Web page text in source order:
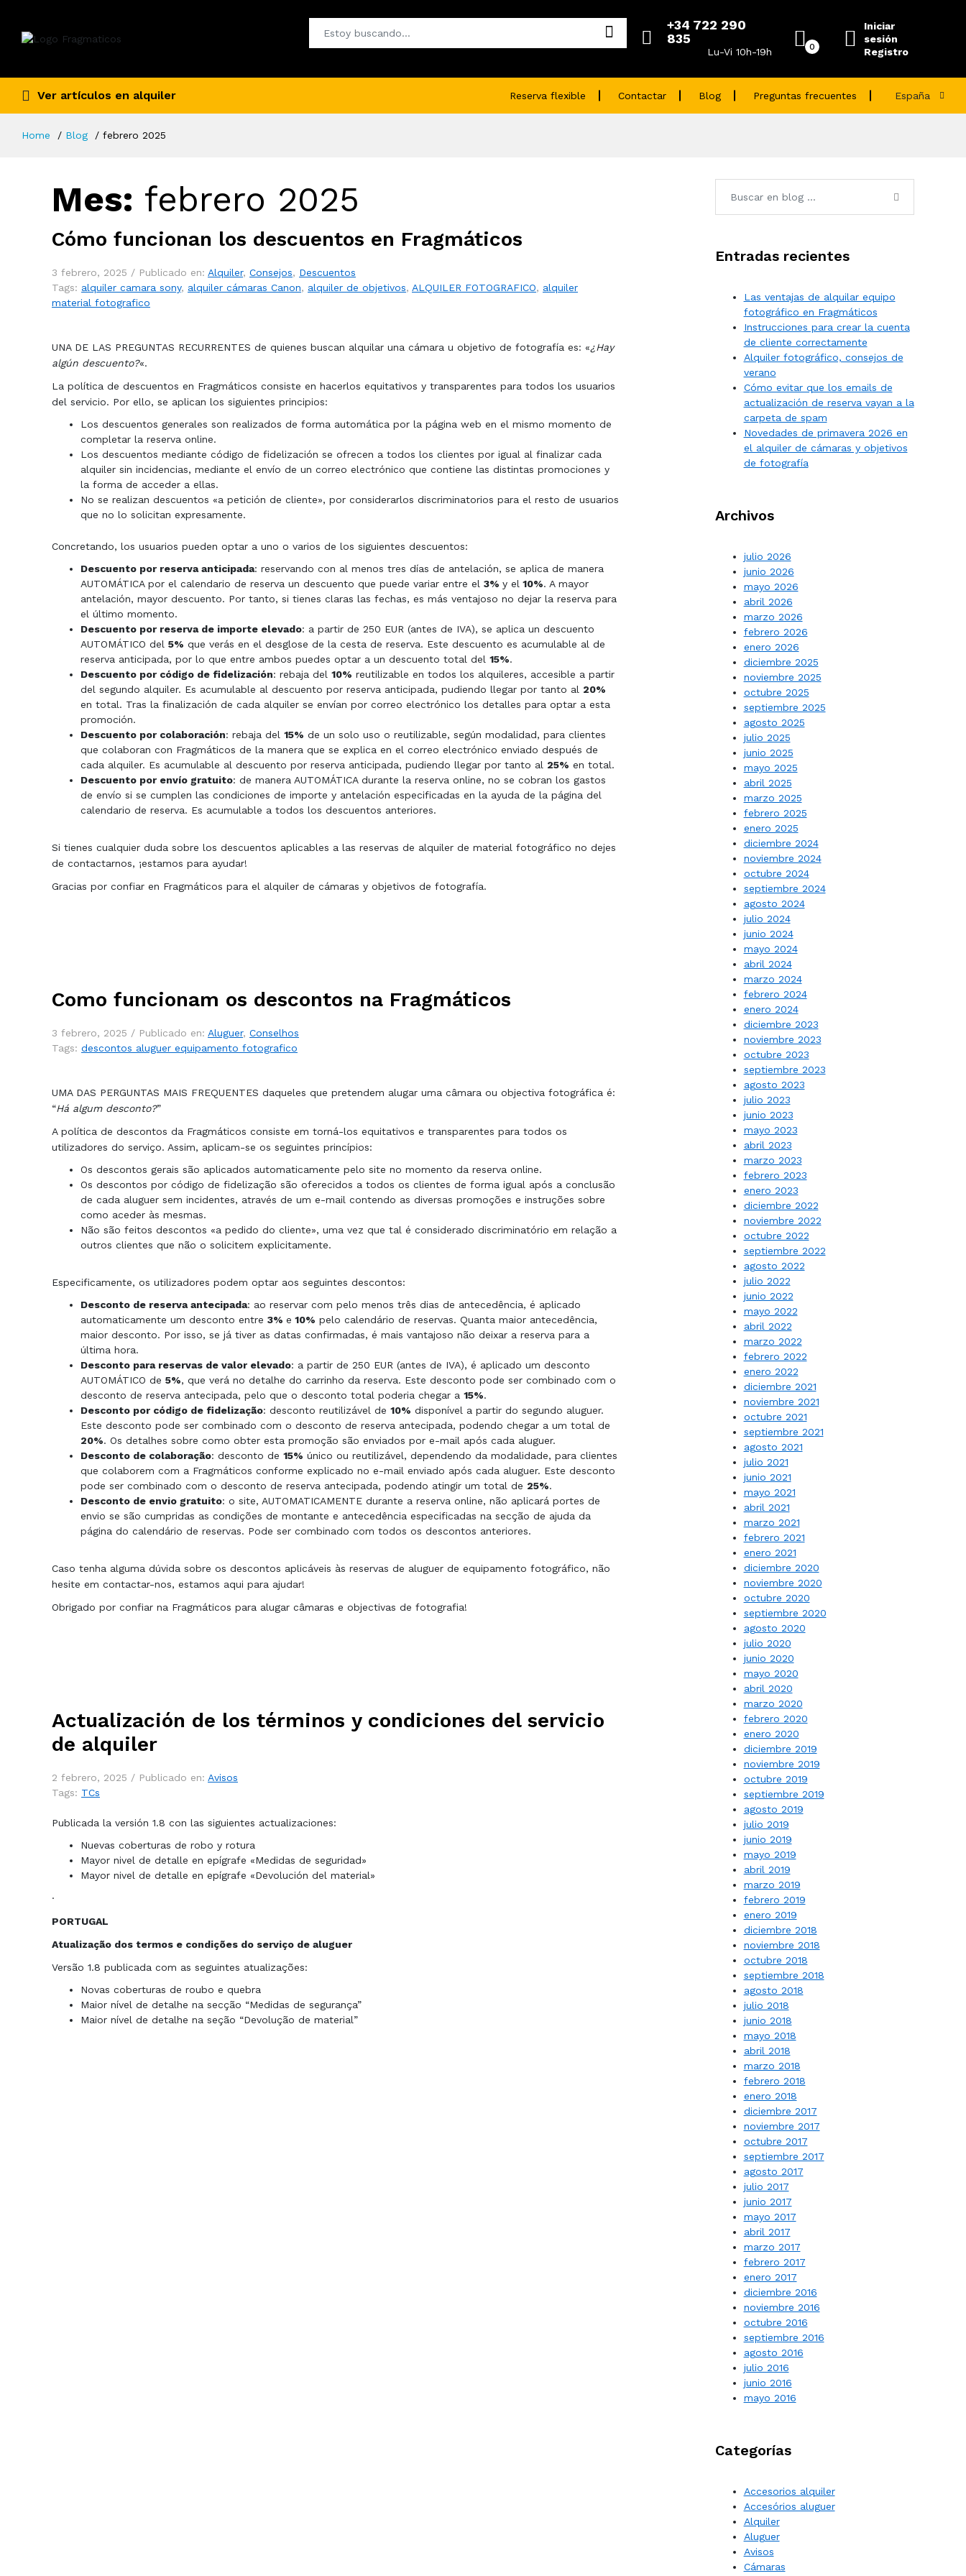
+34 722 290
835
Lu-Vi 10h-19h 0
Iniciar
sesión
Registro
Ver artículos en alquiler Reserva flexible Contactar Blog Preguntas frecuentes España
Home Blog febrero 2025
Mes: febrero 2025
Cómo funcionan los descuentos en Fragmáticos
3 febrero, 2025 / Publicado en: Alquiler, Consejos, Descuentos
Tags: alquiler camara sony, alquiler cámaras Canon, alquiler de objetivos, ALQUILER FOTOGRAFICO, alquiler
material fotografico
UNA DE LAS PREGUNTAS RECURRENTES de quienes buscan alquilar una cámara u objetivo de fotografía es: «¿Hay
algún descuento?«.
La política de descuentos en Fragmáticos consiste en hacerlos equitativos y transparentes para todos los usuarios
del servicio. Por ello, se aplican los siguientes principios:
Los descuentos generales son realizados de forma automática por la página web en el mismo momento de
completar la reserva online.
Los descuentos mediante código de fidelización se ofrecen a todos los clientes por igual al finalizar cada
alquiler sin incidencias, mediante el envío de un correo electrónico que contiene las distintas promociones y
la forma de acceder a ellas.
No se realizan descuentos «a petición de cliente», por considerarlos discriminatorios para el resto de usuarios
que no lo solicitan expresamente.
Concretando, los usuarios pueden optar a uno o varios de los siguientes descuentos:
Descuento por reserva anticipada: reservando con al menos tres días de antelación, se aplica de manera
AUTOMÁTICA por el calendario de reserva un descuento que puede variar entre el 3% y el 10%. A mayor
antelación, mayor descuento. Por tanto, si tienes claras las fechas, es más ventajoso no dejar la reserva para
el último momento.
Descuento por reserva de importe elevado: a partir de 250 EUR (antes de IVA), se aplica un descuento
AUTOMÁTICO del 5% que verás en el desglose de la cesta de reserva. Este descuento es acumulable al de
reserva anticipada, por lo que entre ambos puedes optar a un descuento total del 15%.
Descuento por código de fidelización: rebaja del 10% reutilizable en todos los alquileres, accesible a partir
del segundo alquiler. Es acumulable al descuento por reserva anticipada, pudiendo llegar por tanto al 20%
en total. Tras la finalización de cada alquiler se envían por correo electrónico los detalles para optar a esta
promoción.
Descuento por colaboración: rebaja del 15% de un solo uso o reutilizable, según modalidad, para clientes
que colaboran con Fragmáticos de la manera que se explica en el correo electrónico enviado después de
cada alquiler. Es acumulable al descuento por reserva anticipada, pudiendo llegar por tanto al 25% en total.
Descuento por envío gratuito: de manera AUTOMÁTICA durante la reserva online, no se cobran los gastos
de envío si se cumplen las condiciones de importe y antelación especificadas en la ayuda de la página del
calendario de reserva. Es acumulable a todos los descuentos anteriores.
Si tienes cualquier duda sobre los descuentos aplicables a las reservas de alquiler de material fotográfico no dejes
de contactarnos, ¡estamos para ayudar!
Gracias por confiar en Fragmáticos para el alquiler de cámaras y objetivos de fotografía.
Como funcionam os descontos na Fragmáticos
3 febrero, 2025 / Publicado en: Aluguer, Conselhos
Tags: descontos aluguer equipamento fotografico
UMA DAS PERGUNTAS MAIS FREQUENTES daqueles que pretendem alugar uma câmara ou objectiva fotográfica é:
“Há algum desconto?”
A política de descontos da Fragmáticos consiste em torná-los equitativos e transparentes para todos os
utilizadores do serviço. Assim, aplicam-se os seguintes princípios:
Os descontos gerais são aplicados automaticamente pelo site no momento da reserva online.
Os descontos por código de fidelização são oferecidos a todos os clientes de forma igual após a conclusão
de cada aluguer sem incidentes, através de um e-mail contendo as diversas promoções e instruções sobre
como aceder às mesmas.
Não são feitos descontos «a pedido do cliente», uma vez que tal é considerado discriminatório em relação a
outros clientes que não o solicitem explicitamente.
Especificamente, os utilizadores podem optar aos seguintes descontos:
Desconto de reserva antecipada: ao reservar com pelo menos três dias de antecedência, é aplicado
automaticamente um desconto entre 3% e 10% pelo calendário de reservas. Quanta maior antecedência,
maior desconto. Por isso, se já tiver as datas confirmadas, é mais vantajoso não deixar a reserva para a
última hora.
Desconto para reservas de valor elevado: a partir de 250 EUR (antes de IVA), é aplicado um desconto
AUTOMÁTICO de 5%, que verá no detalhe do carrinho da reserva. Este desconto pode ser combinado com o
desconto de reserva antecipada, pelo que o desconto total poderia chegar a 15%.
Desconto por código de fidelização: desconto reutilizável de 10% disponível a partir do segundo aluguer.
Este desconto pode ser combinado com o desconto de reserva antecipada, podendo chegar a um total de
20%. Os detalhes sobre como obter esta promoção são enviados por e-mail após cada aluguer.
Desconto de colaboração: desconto de 15% único ou reutilizável, dependendo da modalidade, para clientes
que colaborem com a Fragmáticos conforme explicado no e-mail enviado após cada aluguer. Este desconto
pode ser combinado com o desconto de reserva antecipada, podendo atingir um total de 25%.
Desconto de envio gratuito: o site, AUTOMATICAMENTE ​​durante a reserva online, não aplicará portes de
envio se são cumpridas as condições de montante e antecedência especificadas na secção de ajuda da
página do calendário de reservas. Pode ser combinado com todos os descontos anteriores.
Caso tenha alguma dúvida sobre os descontos aplicáveis ​​às reservas de aluguer de equipamento fotográfico, não
hesite em contactar-nos, estamos aqui para ajudar!
Obrigado por confiar na Fragmáticos para alugar câmaras e objectivas de fotografia!
Actualización de los términos y condiciones del servicio
de alquiler
2 febrero, 2025 / Publicado en: Avisos
Tags: TCs
Publicada la versión 1.8 con las siguientes actualizaciones:
Nuevas coberturas de robo y rotura
Mayor nivel de detalle en epígrafe «Medidas de seguridad»
Mayor nivel de detalle en epígrafe «Devolución del material»
·
PORTUGAL
Atualização dos termos e condições do serviço de aluguer
Versão 1.8 publicada com as seguintes atualizações:
Novas coberturas de roubo e quebra
Maior nível de detalhe na secção “Medidas de segurança”
Maior nível de detalhe na seção “Devolução de material”
Entradas recientes
Las ventajas de alquilar equipo
fotográfico en Fragmáticos
Instrucciones para crear la cuenta
de cliente correctamente
Alquiler fotográfico, consejos de
verano
Cómo evitar que los emails de
actualización de reserva vayan a la
carpeta de spam
Novedades de primavera 2026 en
el alquiler de cámaras y objetivos
de fotografía
Archivos
julio 2026
junio 2026
mayo 2026
abril 2026
marzo 2026
febrero 2026
enero 2026
diciembre 2025
noviembre 2025
octubre 2025
septiembre 2025
agosto 2025
julio 2025
junio 2025
mayo 2025
abril 2025
marzo 2025
febrero 2025
enero 2025
diciembre 2024
noviembre 2024
octubre 2024
septiembre 2024
agosto 2024
julio 2024
junio 2024
mayo 2024
abril 2024
marzo 2024
febrero 2024
enero 2024
diciembre 2023
noviembre 2023
octubre 2023
septiembre 2023
agosto 2023
julio 2023
junio 2023
mayo 2023
abril 2023
marzo 2023
febrero 2023
enero 2023
diciembre 2022
noviembre 2022
octubre 2022
septiembre 2022
agosto 2022
julio 2022
junio 2022
mayo 2022
abril 2022
marzo 2022
febrero 2022
enero 2022
diciembre 2021
noviembre 2021
octubre 2021
septiembre 2021
agosto 2021
julio 2021
junio 2021
mayo 2021
abril 2021
marzo 2021
febrero 2021
enero 2021
diciembre 2020
noviembre 2020
octubre 2020
septiembre 2020
agosto 2020
julio 2020
junio 2020
mayo 2020
abril 2020
marzo 2020
febrero 2020
enero 2020
diciembre 2019
noviembre 2019
octubre 2019
septiembre 2019
agosto 2019
julio 2019
junio 2019
mayo 2019
abril 2019
marzo 2019
febrero 2019
enero 2019
diciembre 2018
noviembre 2018
octubre 2018
septiembre 2018
agosto 2018
julio 2018
junio 2018
mayo 2018
abril 2018
marzo 2018
febrero 2018
enero 2018
diciembre 2017
noviembre 2017
octubre 2017
septiembre 2017
agosto 2017
julio 2017
junio 2017
mayo 2017
abril 2017
marzo 2017
febrero 2017
enero 2017
diciembre 2016
noviembre 2016
octubre 2016
septiembre 2016
agosto 2016
julio 2016
junio 2016
mayo 2016
Categorías
Accesorios alquiler
Accesórios aluguer
Alquiler
Aluguer
Avisos
Cámaras